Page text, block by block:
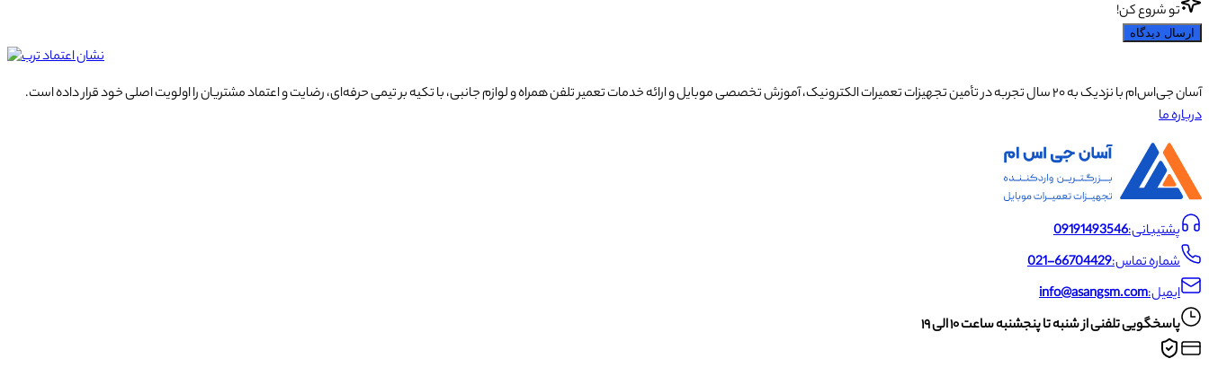
تو شروع کن!
ارسال دیدگاه
آسان جی‌اس‌ام با نزدیک به ۲۰ سال تجربه در تأمین تجهیزات تعمیرات الکترونیک، آموزش تخصصی موبایل و ارائه خدمات تعمیر تلفن همراه و لوازم جانبی، با تکیه بر تیمی حرفه‌ای، رضایت و اعتماد مشتریان را اولویت اصلی خود قرار داده است.
درباره ما
پشتیبانی:09191493546
شماره تماس:021-66704429
ایمیل:info@asangsm.com
پاسخگویی تلفنی از شنبه تا پنجشنبه ساعت ۱۰ الی ۱۹